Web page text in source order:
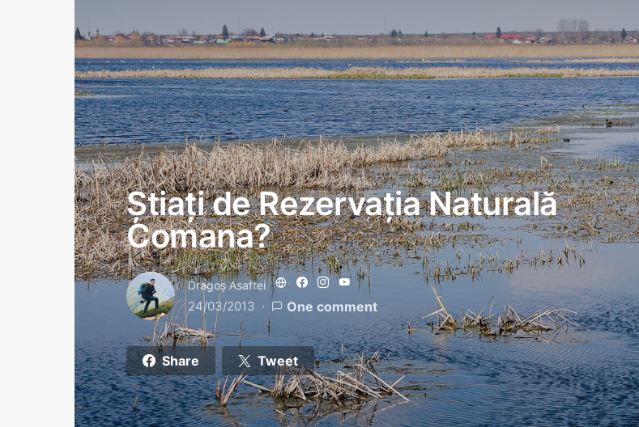
Știați de Rezervația Naturală
Comana?
Dragoş Asaftei
24/03/2013 One comment
Share Tweet